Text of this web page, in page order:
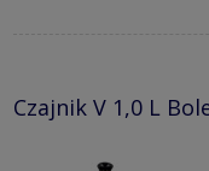
Czajnik V 1,0 L